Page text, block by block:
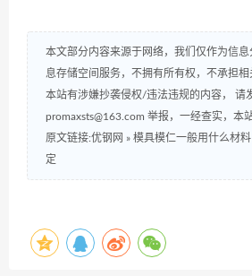
本文部分内容来源于网络，我们仅作为信
息存储空间服务，不拥有所有权，不承担
本站有涉嫌抄袭侵权/违法违规的内容， 请
promaxsts@163.com 举报，一经查实，本
原文链接:优钢网 » 模具模仁一般用什么材
定